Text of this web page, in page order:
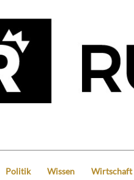
Politik Wissen Wirtschaft